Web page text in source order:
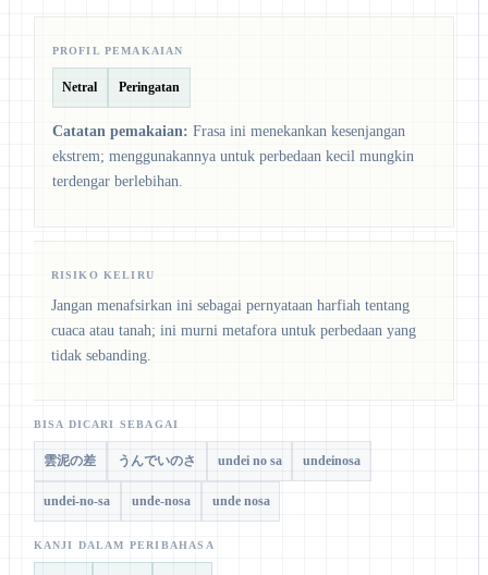
PROFIL PEMAKAIAN
Netral Peringatan
Catatan pemakaian: Frasa ini menekankan kesenjangan
ekstrem; menggunakannya untuk perbedaan kecil mungkin
terdengar berlebihan.
RISIKO KELIRU
Jangan menafsirkan ini sebagai pernyataan harfiah tentang
cuaca atau tanah; ini murni metafora untuk perbedaan yang
tidak sebanding.
BISA DICARI SEBAGAI
雲泥の差 うんでいのさ undei no sa undeinosa
undei-no-sa unde-nosa unde nosa
KANJI DALAM PERIBAHASA